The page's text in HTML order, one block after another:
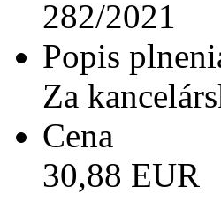
282/2021
Popis
Za
Cena
30,88 EUR